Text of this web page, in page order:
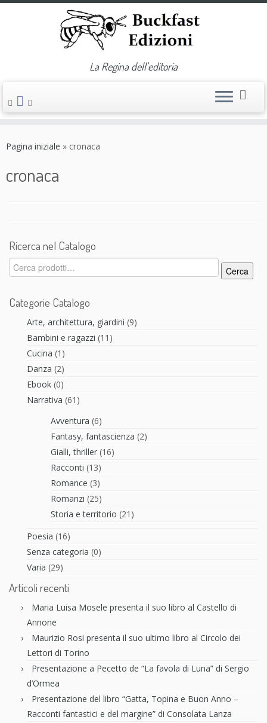
La Regina dell'editoria
Pagina iniziale » cronaca
cronaca
Ricerca nel Catalogo
Cerca:
Cerca
Categorie Catalogo
Arte, architettura, giardini (9)
Bambini e ragazzi (11)
Cucina (1)
Danza (2)
Ebook (0)
Narrativa (61)
Avventura (6)
Fantasy, fantascienza (2)
Gialli, thriller (16)
Racconti (13)
Romance (3)
Romanzi (25)
Storia e territorio (21)
Poesia (16)
Senza categoria (0)
Varia (29)
Articoli recenti
Maria Luisa Mosele presenta il suo libro al Castello di
Annone
Maurizio Rosi presenta il suo ultimo libro al Circolo dei
Lettori di Torino
Presentazione a Pecetto de “La favola di Luna” di Sergio
d’Ormea
Presentazione del libro “Gatta, Topina e Buon Anno –
Racconti fantastici e del margine” di Consolata Lanza